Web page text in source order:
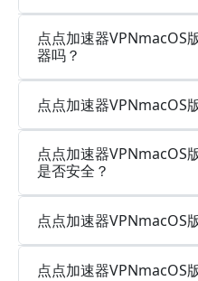
点点加速器VPNmacOS
器吗？
点点加速器VPNmacOS
点点加速器VPNmacOS
是否安全？
点点加速器VPNmacOS
点点加速器VPNmacOS